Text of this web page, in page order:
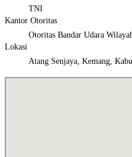
TNI
Kantor Otoritas
Otoritas Bandar Udara
Lokasi
Atang Senjaya, Kemang,